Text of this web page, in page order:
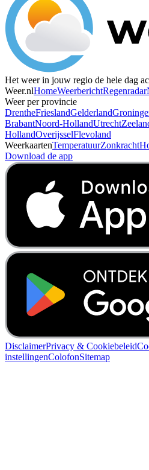
Het weer in jouw regio de hele dag
Weer.nlHomeWeerberichtRegenradar
Weer per provincie
DrentheFrieslandGelderland
BrabantNoord-HollandUtrecht
HollandOverijsselFlevoland
WeerkaartenTemperatuurZonkracht
Download de app
DisclaimerPrivacy & Cookiebeleid
instellingenColofonSitemap